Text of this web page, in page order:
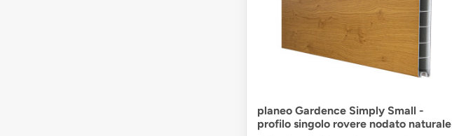
planeo Gardence Simply Small -
profilo singolo rovere nodato naturale